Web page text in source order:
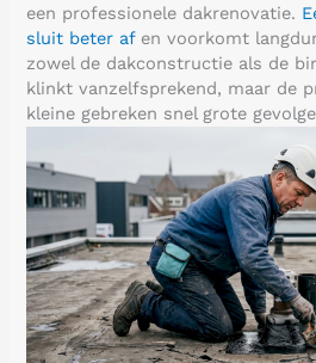
een professionele dakrenovatie.
sluit beter afen voorkomt
zowel de dakconstructie als de
klinkt vanzelfsprekend, maar de
kleine gebreken snel grote